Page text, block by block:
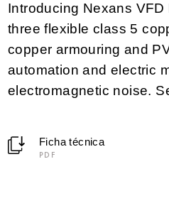
Introducing Nexans
three flexible class 5
copper armouring and
automation and electric
electromagnetic noise.
Ficha técnica
PDF